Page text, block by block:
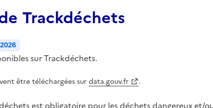
Trackdéchets
sur Trackdéchets.
être téléchargées sur data.gouv.fr .
est obligatoire pour les déchets dangereux et/